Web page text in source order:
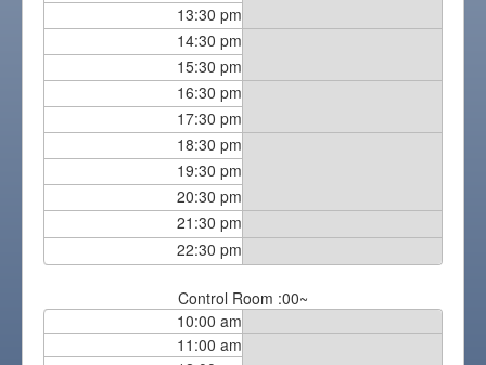
13:30 pm
14:30 pm
15:30 pm
16:30 pm
17:30 pm
18:30 pm
19:30 pm
20:30 pm
21:30 pm
22:30 pm
Control Room :00~
10:00 am
11:00 am